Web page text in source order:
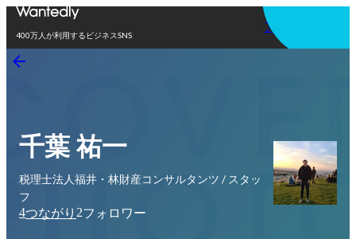
400万人が利用するビジネスSNS
アプリを使う
千葉 祐一
税理士法人福井・林財産コンサルタンツ / スタッ
フ
4つながり 2フォロワー